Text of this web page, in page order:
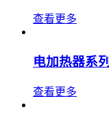
查看更多
电加热器系列
查看更多